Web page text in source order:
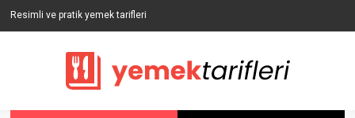
Resimli ve pratik yemek tarifleri